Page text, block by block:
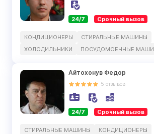
24/7 Срочный вызов
КОНДИЦИОНЕРЫ
СТИРАЛЬНЫЕ МАШИНЫ
ХОЛОДИЛЬНИКИ
ПОСУДОМОЕЧНЫЕ
Айтохонув Федор
5 отзывов
24/7 Срочный вызов
СТИРАЛЬНЫЕ МАШИНЫ
КОНДИЦИОНЕРЫ